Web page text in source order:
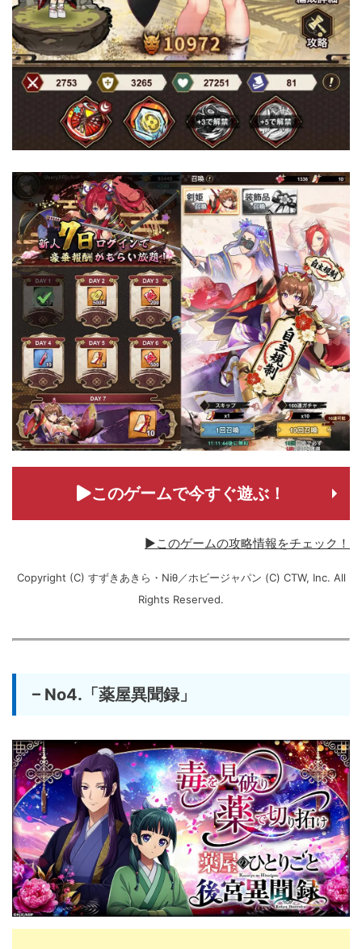
このゲームで今すぐ遊ぶ！
▶このゲームの攻略情報をチェック！
Copyright (C) すずきあきら・Niθ／ホビージャパン (C) CTW, Inc. All
Rights Reserved.
– No4.「薬屋異聞録」